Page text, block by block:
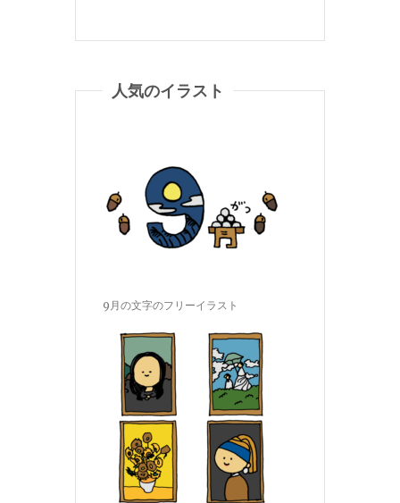
人気のイラスト
9月の文字のフリーイラスト